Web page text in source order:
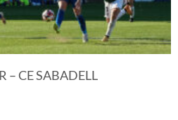
– CE SABADELL